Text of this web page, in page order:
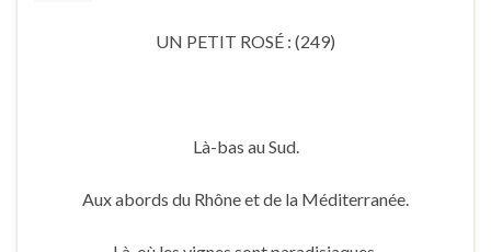
UN PETIT ROSÉ : (249)
Là-bas au Sud.
Aux abords du Rhône et de la Méditerranée.